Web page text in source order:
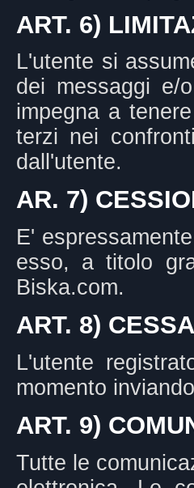
ART. 6)
L'utente si
dei messaggi e/
impegna a
terzi nei
dall'utente.
AR. 7)
E'
esso, a titolo
Biska.com.
ART. 8)
L'utente
momento
ART. 9)
Tutte le